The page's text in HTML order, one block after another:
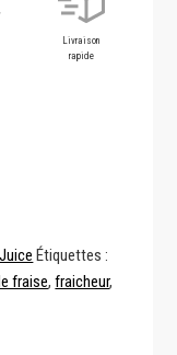
Livraison
rapide
Étiquettes :
fraise,fraicheur,